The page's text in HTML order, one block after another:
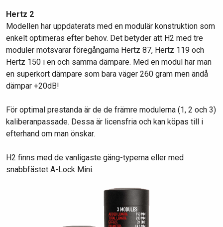
Hertz 2
Modellen har uppdaterats med en modulär konstruktion som
enkelt optimeras efter behov. Det betyder att H2 med tre
moduler motsvarar föregångarna Hertz 87, Hertz 119 och
Hertz 150 i en och samma dämpare. Med en modul har man
en superkort dämpare som bara väger 260 gram men ändå
dämpar +20dB!
För optimal prestanda är de de främre modulerna (1, 2 och 3)
kaliberanpassade. Dessa är licensfria och kan köpas till i
efterhand om man önskar.
H2 finns med de vanligaste gäng-typerna eller med
snabbfästet A-Lock Mini.